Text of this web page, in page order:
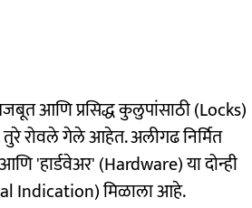
आणि प्रसिद्ध कुलुपांसाठी (Locks)
रोवले गेले आहेत. अलीगढ निर्मित
'हार्डवेअर' (Hardware) या दोन्ही
Indication) मिळाला आहे.